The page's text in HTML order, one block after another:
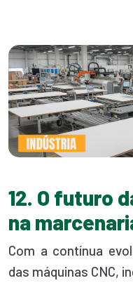
12. O futuro
na
Com a contínua
das máquinas CNC,